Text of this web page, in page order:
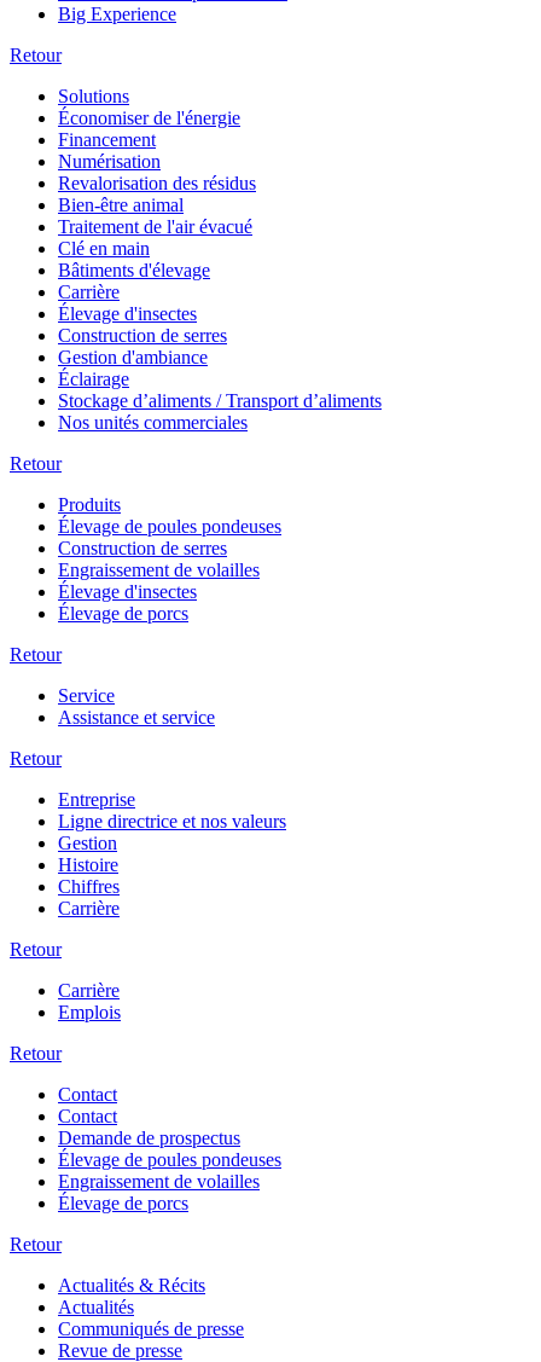
Big Experience
Retour
Solutions
Économiser de l'énergie
Financement
Numérisation
Revalorisation des résidus
Bien-être animal
Traitement de l'air évacué
Clé en main
Bâtiments d'élevage
Carrière
Élevage d'insectes
Construction de serres
Gestion d'ambiance
Éclairage
Stockage d’aliments / Transport d’aliments
Nos unités commerciales
Retour
Produits
Élevage de poules pondeuses
Construction de serres
Engraissement de volailles
Élevage d'insectes
Élevage de porcs
Retour
Service
Assistance et service
Retour
Entreprise
Ligne directrice et nos valeurs
Gestion
Histoire
Chiffres
Carrière
Retour
Carrière
Emplois
Retour
Contact
Contact
Demande de prospectus
Élevage de poules pondeuses
Engraissement de volailles
Élevage de porcs
Retour
Actualités & Récits
Actualités
Communiqués de presse
Revue de presse